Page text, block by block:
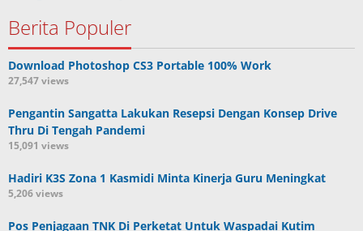
Berita Populer
Download Photoshop CS3 Portable 100% Work
27,547 views
Pengantin Sangatta Lakukan Resepsi Dengan Konsep Drive
Thru Di Tengah Pandemi
15,091 views
Hadiri K3S Zona 1 Kasmidi Minta Kinerja Guru Meningkat
5,206 views
Pos Penjagaan TNK Di Perketat Untuk Waspadai Kutim